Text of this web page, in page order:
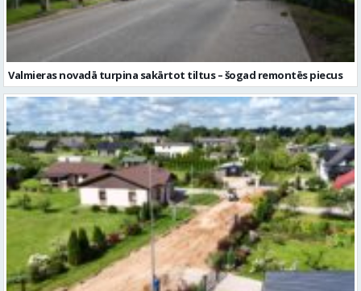
Valmieras novadā turpina sakārtot tiltus – šogad remontēs piecus